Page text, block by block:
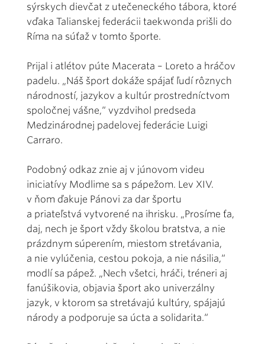
sýrskych dievčat z utečeneckého tábora, ktoré
vďaka Talianskej federácii taekwonda prišli do
Ríma na súťaž v tomto športe.
Prijal i atlétov púte Macerata – Loreto a hráčov
padelu. „Náš šport dokáže spájať ľudí rôznych
národností, jazykov a kultúr prostredníctvom
spoločnej vášne,“ vyzdvihol predseda
Medzinárodnej padelovej federácie Luigi
Carraro.
Podobný odkaz znie aj v júnovom videu
iniciatívy Modlime sa s pápežom. Lev XIV.
v ňom ďakuje Pánovi za dar športu
a priateľstvá vytvorené na ihrisku. „Prosíme ťa,
daj, nech je šport vždy školou bratstva, a nie
prázdnym súperením, miestom stretávania,
a nie vylúčenia, cestou pokoja, a nie násilia,“
modlí sa pápež. „Nech všetci, hráči, tréneri aj
fanúšikovia, objavia šport ako univerzálny
jazyk, v ktorom sa stretávajú kultúry, spájajú
národy a podporuje sa úcta a solidarita.“